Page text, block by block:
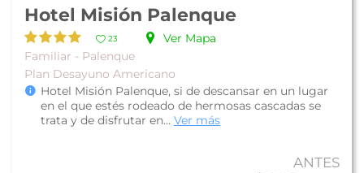
Hotel Misión Palenque
23
Ver Mapa
Familiar - Palenque
Plan Desayuno Americano
Hotel Misión Palenque, si de descansar en un lugar
en el que estés rodeado de hermosas cascadas se
trata y de disfrutar en... Ver más
ANTES